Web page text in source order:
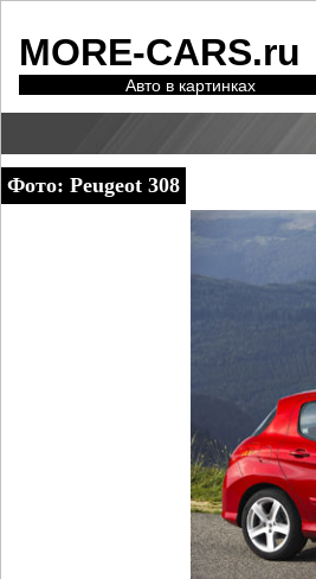
MORE-CARS.ru
Авто в картинках
Фото: Peugeot 308